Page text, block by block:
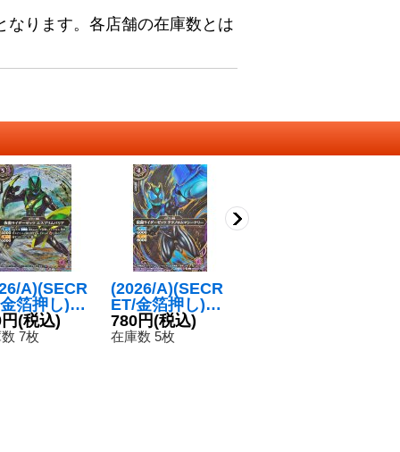
なります。各店舗の在庫数とは
A)(SECR
箔押し)仮
イダーゼッ
スプリムバ
(税込)
7枚
(2026/A)(SECR
ET/金箔押し)仮
面ライダーゼッ
ツテクノロムマ
780円(税込)
在庫数 5枚